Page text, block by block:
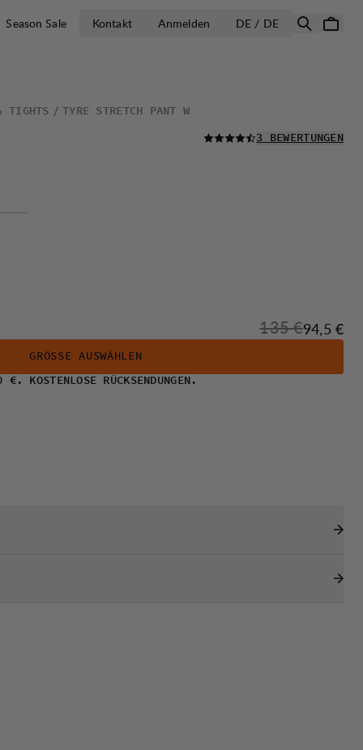
Season Sale Kontakt Anmelden DE / DELAND
TIGHTS TYRE STRETCH PANT W
LESEN SIE ALLE
3 BEWERTUNGEN
Originalpreis:
135 €94,5 €
GRÖSSE AUSWÄHLEN
KOSTENLOSE RÜCKSENDUNGEN.